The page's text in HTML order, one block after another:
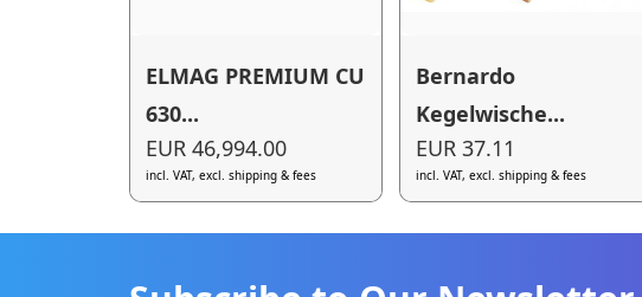
ELMAG PREMIUM CU
630...
EUR 46,994.00
incl. VAT, excl. shipping & fees
Bernardo
Kegelwische...
EUR 37.11
incl. VAT, excl. shipping & fees